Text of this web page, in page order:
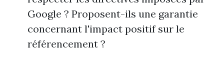
Google ? Proposent-ils une garantie
concernant l'impact positif sur le
référencement ?